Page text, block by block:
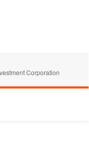
Corporation